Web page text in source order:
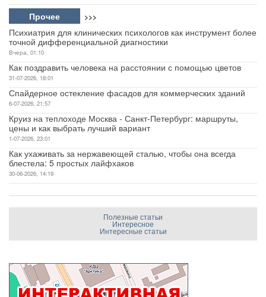
Прочее >>>
Психиатрия для клинических психологов как инструмент более
точной дифференциальной диагностики
Вчера, 01:10
Как поздравить человека на расстоянии с помощью цветов
31-07-2026, 18:01
Спайдерное остекление фасадов для коммерческих зданий
6-07-2026, 21:57
Круиз на теплоходе Москва - Санкт-Петербург: маршруты,
цены и как выбрать лучший вариант
1-07-2026, 23:01
Как ухаживать за нержавеющей сталью, чтобы она всегда
блестела: 5 простых лайфхаков
30-06-2026, 14:19
Полезные статьи
Интересное
Интересные статьи